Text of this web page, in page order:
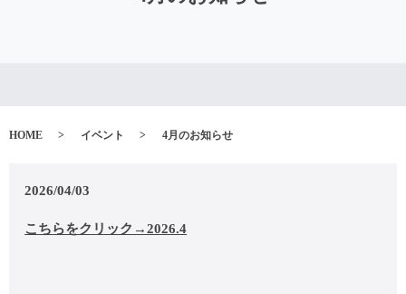
HOME イベント 4月のお知らせ
2026/04/03
こちらをクリック→2026.4